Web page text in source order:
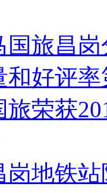
旅昌
好评率
旅荣获
岗地铁